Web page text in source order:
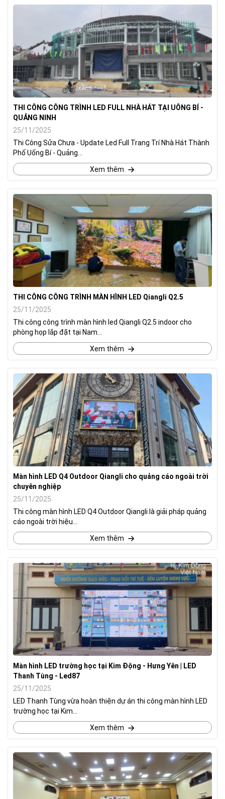
THI CÔNG CÔNG TRÌNH LED FULL NHÀ HÁT TẠI UÔNG BÍ -
QUẢNG NINH
25/11/2025
Thi Công Sửa Chưa - Update Led Full Trang Trí Nhà Hát Thành
Phố Uống Bí - Quảng...
Xem thêm
THI CÔNG CÔNG TRÌNH MÀN HÌNH LED Qiangli Q2.5
25/11/2025
Thi công công trình màn hình led Qiangli Q2.5 indoor cho
phòng họp lắp đặt tại Nam...
Xem thêm
Màn hình LED Q4 Outdoor Qiangli cho quảng cáo ngoài trời
chuyên nghiệp
25/11/2025
Thi công màn hình LED Q4 Outdoor Qiangli là giải pháp quảng
cáo ngoài trời hiệu...
Xem thêm
Màn hình LED trường học tại Kim Động - Hưng Yên | LED
Thanh Tùng - Led87
25/11/2025
LED Thanh Tùng vừa hoàn thiện dự án thi công màn hình LED
trường học tại Kim...
Xem thêm